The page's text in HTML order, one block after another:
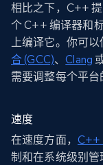
相比之下，C++
个 C++ 编译器和
上编译它。你可
合 (GCC)、Clang
需要调整每个平台
速度
在速度方面， C++
制和在系统级别